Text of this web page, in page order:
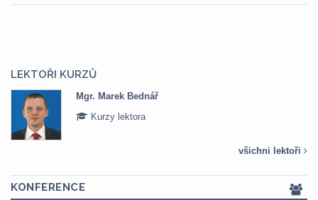
LEKTOŘI KURZŮ
Mgr. Marek Bednář
Kurzy lektora
všichni lektoři
KONFERENCE